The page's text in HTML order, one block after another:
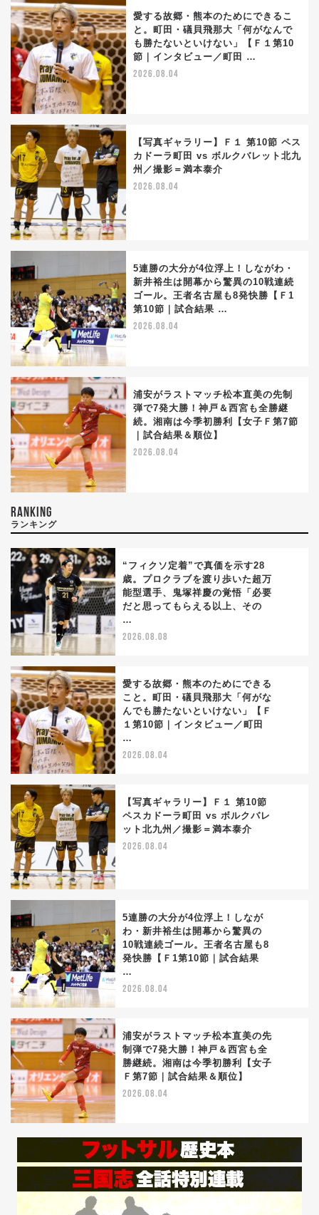
愛する故郷・熊本のためにできるこ
と。町田・礒貝飛那大「何がなんで
も勝たないといけない」【Ｆ１第10
節｜インタビュー／町田 …
2026.08.04
【写真ギャラリー】Ｆ１ 第10節 ペス
カドーラ町田 vs ボルクバレット北九
州／撮影＝満本泰介
2026.08.04
5連勝の大分が4位浮上！しながわ・
新井裕生は開幕から驚異の10戦連続
ゴール。王者名古屋も8発快勝【Ｆ1
第10節｜試合結果 …
2026.08.04
浦安がラストマッチ松本直美の先制
弾で7発大勝！神戸＆西宮も全勝継
続。湘南は今季初勝利【女子Ｆ第7節
｜試合結果＆順位】
2026.08.04
RANKING
ランキング
“フィクソ定着”で真価を示す28
歳。プロクラブを渡り歩いた超万
能型選手、鬼塚祥慶の覚悟「必要
だと思ってもらえる以上、その
…
2026.08.08
愛する故郷・熊本のためにできる
こと。町田・礒貝飛那大「何がな
んでも勝たないといけない」【Ｆ
１第10節｜インタビュー／町田
…
2026.08.04
【写真ギャラリー】Ｆ１ 第10節
ペスカドーラ町田 vs ボルクバレ
ット北九州／撮影＝満本泰介
2026.08.04
5連勝の大分が4位浮上！しなが
わ・新井裕生は開幕から驚異の
10戦連続ゴール。王者名古屋も8
発快勝【Ｆ1第10節｜試合結果
…
2026.08.04
浦安がラストマッチ松本直美の先
制弾で7発大勝！神戸＆西宮も全
勝継続。湘南は今季初勝利【女子
Ｆ第7節｜試合結果＆順位】
2026.08.04